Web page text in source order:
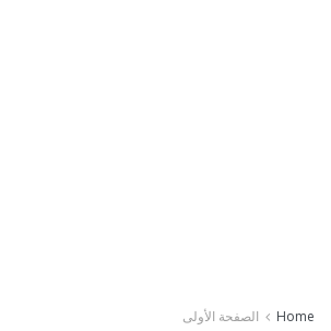
Home الصفحة الأولى